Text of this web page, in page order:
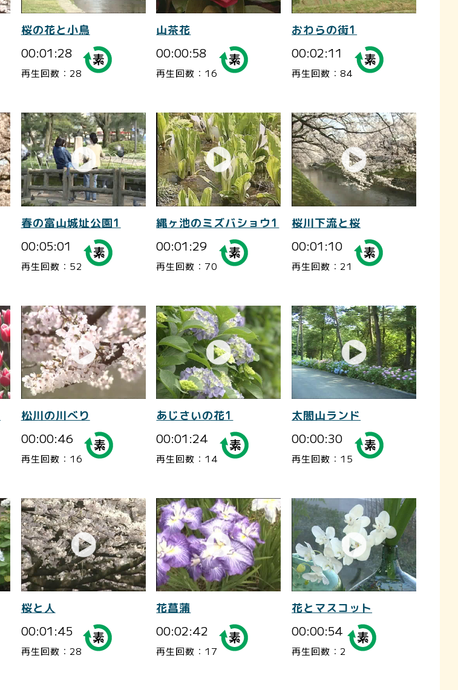
桜の花と小鳥
00:01:28
再生回数：28
山茶花
00:00:58
再生回数：16
おわらの街1
00:02:11
再生回数：84
春の富山城址公園1
00:05:01
再生回数：52
縄ヶ池のミズバショウ1
00:01:29
再生回数：70
桜川下流と桜
00:01:10
再生回数：21
松川の川べり
00:00:46
再生回数：16
あじさいの花1
00:01:24
再生回数：14
太閤山ランド
00:00:30
再生回数：15
桜と人
00:01:45
再生回数：28
花菖蒲
00:02:42
再生回数：17
花とマスコット
00:00:54
再生回数：2